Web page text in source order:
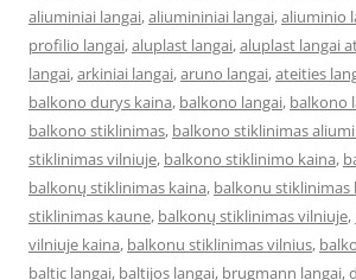
aliuminiai langai,aliumininiai langai,aliuminio
profilio langai,aluplast langai,aluplast langai
langai,arkiniai langai,aruno langai,ateities
balkono durys kaina, balkono langai, balkono
balkono stiklinimas, balkono stiklinimas
stiklinimas vilniuje, balkono stiklinimo kaina,
balkonų stiklinimas kaina, balkonu stiklinimas
stiklinimas kaune, balkonų stiklinimas vilniuje,
vilniuje kaina, balkonu stiklinimas vilnius,
baltic langai, baltijos langai, brugmann langai,